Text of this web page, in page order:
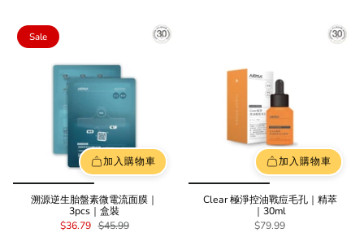
Sale
加入購物車
溯源逆生胎盤素微電流面膜｜
3pcs｜盒裝
$36.79 $45.99
加入購物車
Clear 極淨控油戰痘毛孔｜精萃
｜30ml
$79.99